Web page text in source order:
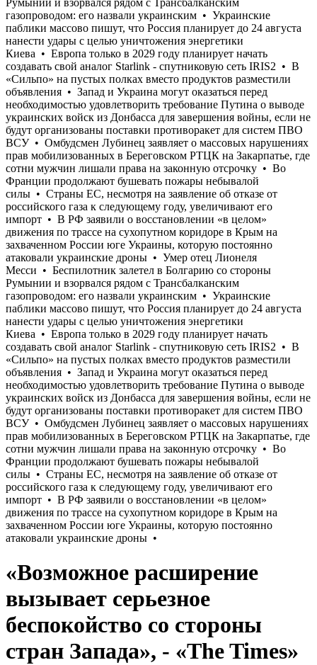
«Возможное расширение
вызывает серьезное
беспокойство со стороны
стран Запада», - «The Times»